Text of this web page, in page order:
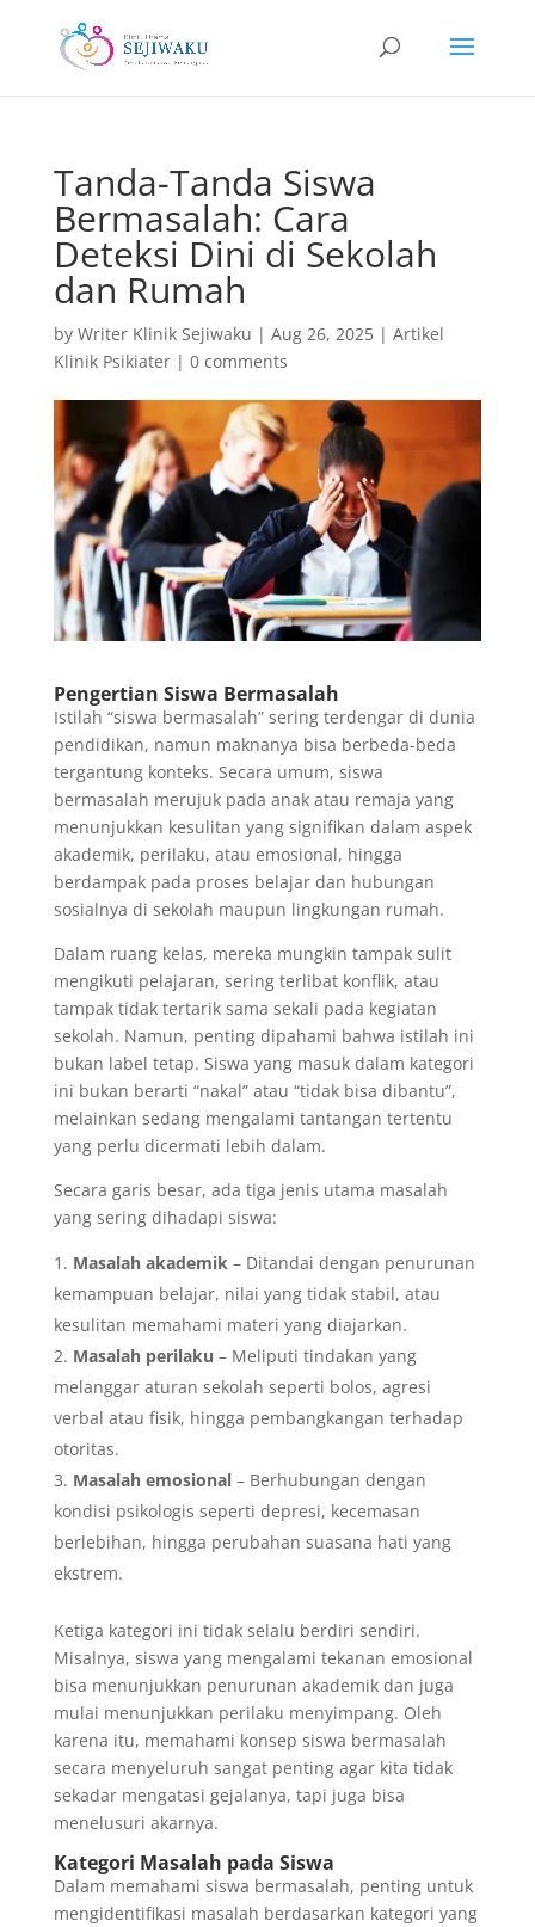
Tanda-Tanda Siswa
Bermasalah: Cara
Deteksi Dini di Sekolah
dan Rumah
by Writer Klinik Sejiwaku | Aug 26, 2025| Artikel
Klinik Psikiater| 0 comments
Pengertian Siswa Bermasalah
Istilah “siswa bermasalah” sering terdengar di dunia
pendidikan, namun maknanya bisa berbeda-beda
tergantung konteks. Secara umum, siswa
bermasalah merujuk pada anak atau remaja yang
menunjukkan kesulitan yang signifikan dalam aspek
akademik, perilaku, atau emosional, hingga
berdampak pada proses belajar dan hubungan
sosialnya di sekolah maupun lingkungan rumah.
Dalam ruang kelas, mereka mungkin tampak sulit
mengikuti pelajaran, sering terlibat konflik, atau
tampak tidak tertarik sama sekali pada kegiatan
sekolah. Namun, penting dipahami bahwa istilah ini
bukan label tetap. Siswa yang masuk dalam kategori
ini bukan berarti “nakal” atau “tidak bisa dibantu”,
melainkan sedang mengalami tantangan tertentu
yang perlu dicermati lebih dalam.
Secara garis besar, ada tiga jenis utama masalah
yang sering dihadapi siswa:
Masalah akademik – Ditandai dengan penurunan
kemampuan belajar, nilai yang tidak stabil, atau
kesulitan memahami materi yang diajarkan.
Masalah perilaku – Meliputi tindakan yang
melanggar aturan sekolah seperti bolos, agresi
verbal atau fisik, hingga pembangkangan terhadap
otoritas.
Masalah emosional– Berhubungan dengan
kondisi psikologis seperti depresi, kecemasan
berlebihan, hingga perubahan suasana hati yang
ekstrem.
Ketiga kategori ini tidak selalu berdiri sendiri.
Misalnya, siswa yang mengalami tekanan emosional
bisa menunjukkan penurunan akademik dan juga
mulai menunjukkan perilaku menyimpang. Oleh
karena itu, memahami konsep siswa bermasalah
secara menyeluruh sangat penting agar kita tidak
sekadar mengatasi gejalanya, tapi juga bisa
menelusuri akarnya.
Kategori Masalah pada Siswa
Dalam memahami siswa bermasalah, penting untuk
mengidentifikasi masalah berdasarkan kategori yang